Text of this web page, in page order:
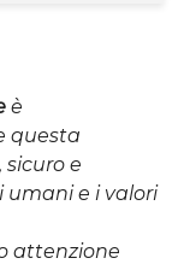
è
questa
e
umani e i valori
attenzione